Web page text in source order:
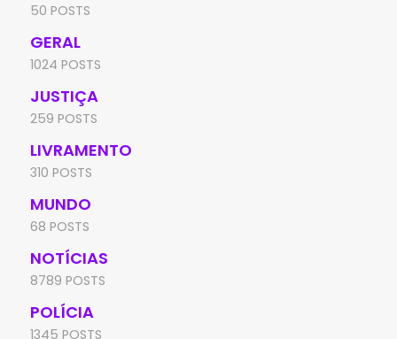
50 POSTS
GERAL
1024 POSTS
JUSTIÇA
259 POSTS
LIVRAMENTO
310 POSTS
MUNDO
68 POSTS
NOTÍCIAS
8789 POSTS
POLÍCIA
1345 POSTS